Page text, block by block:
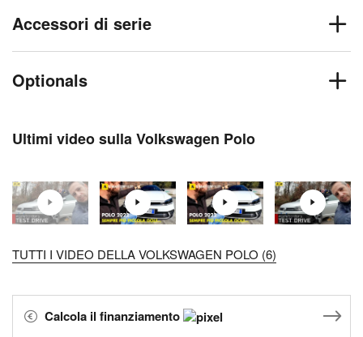
Accessori di serie
Optionals
Ultimi video sulla Volkswagen Polo
TUTTI I VIDEO DELLA VOLKSWAGEN POLO (6)
Calcola il finanziamento